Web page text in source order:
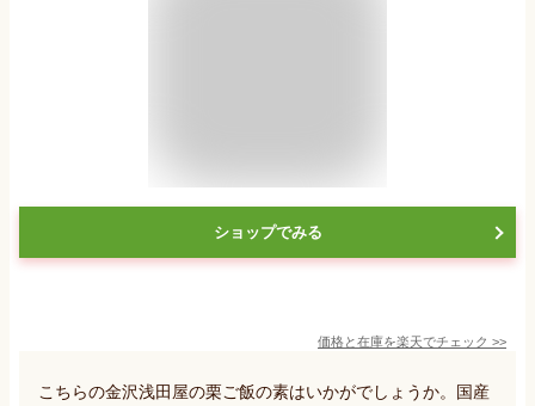
ショップでみる
価格と在庫を楽天でチェック >>
こちらの金沢浅田屋の栗ご飯の素はいかがでしょうか。国産